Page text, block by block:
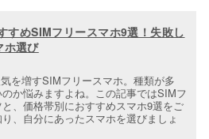
すめSIMフリースマホ9選！失敗し
ホ選び
を増すSIMフリースマホ。種類が多
か悩みますよね。この記事ではSIMフ
、価格帯別におすすめスマホ9選をご
、自分にあったスマホを選びましょ